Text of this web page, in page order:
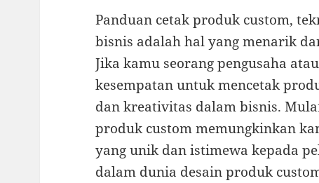
Panduan cetak produk custom,
bisnis adalah hal yang menarik
Jika kamu seorang pengusaha
kesempatan untuk mencetak
dan kreativitas dalam bisnis.
produk custom memungkinkan
yang unik dan istimewa kepada
dalam dunia desain produk